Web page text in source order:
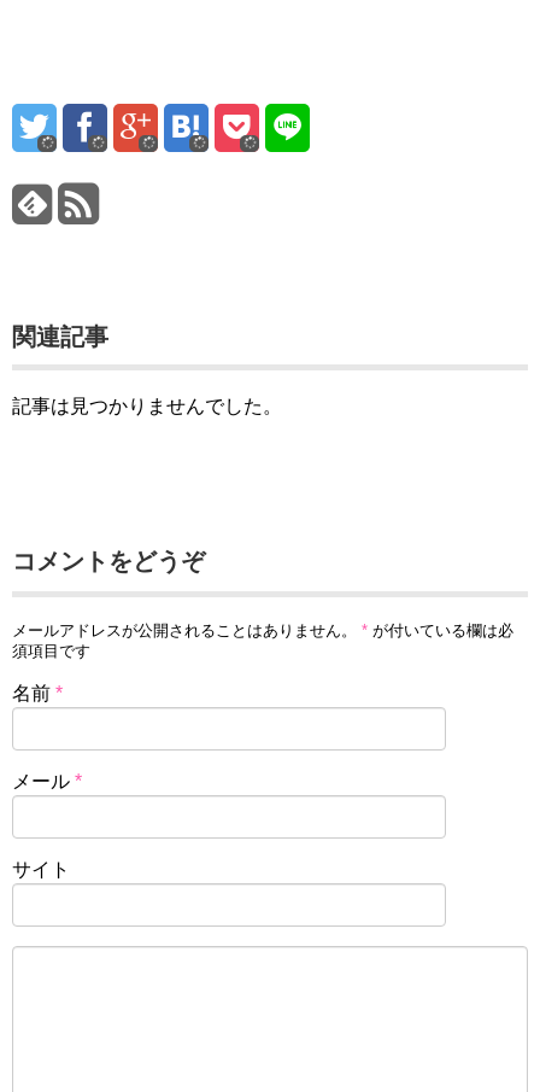
関連記事
記事は見つかりませんでした。
コメントをどうぞ
メールアドレスが公開されることはありません。 * が付いている欄は必
須項目です
名前 *
メール *
サイト